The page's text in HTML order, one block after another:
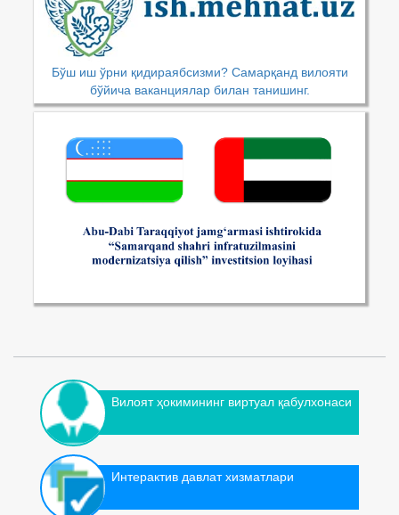
Бўш иш ўрни қидираябсизми? Самарқанд вилояти
бўйича ваканциялар билан танишинг.
Вилоят ҳокимининг виртуал қабулхонаси
Интерактив давлат хизматлари